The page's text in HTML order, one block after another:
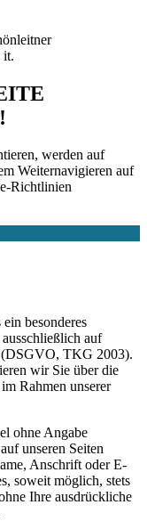
werden auf
Weiternavigieren auf
Richtlinien
besonderes
auf
(DSGVO, TKG 2003).
wir Sie über die
Rahmen unserer
ohne Angabe
unseren Seiten
Anschrift oder E-
soweit möglich, stets
Ihre ausdrückliche